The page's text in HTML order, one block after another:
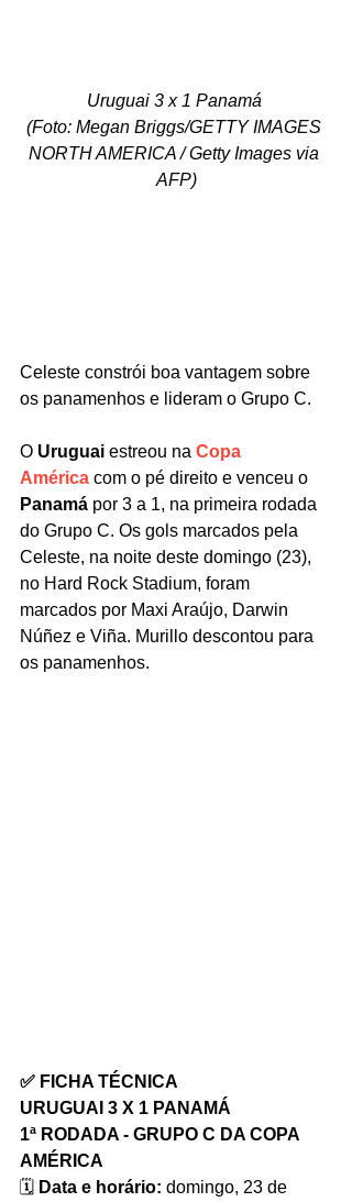
Uruguai 3 x 1 Panamá
(Foto: Megan Briggs/GETTY IMAGES
NORTH AMERICA / Getty Images via
AFP)
Celeste constrói boa vantagem sobre
os panamenhos e lideram o Grupo C.
O Uruguai estreou na Copa
América com o pé direito e venceu o
Panamá por 3 a 1, na primeira rodada
do Grupo C. Os gols marcados pela
Celeste, na noite deste domingo (23),
no Hard Rock Stadium, foram
marcados por Maxi Araújo, Darwin
Núñez e Viña. Murillo descontou para
os panamenhos.
✅ FICHA TÉCNICA
URUGUAI 3 X 1 PANAMÁ
1ª RODADA - GRUPO C DA COPA
AMÉRICA
🗓️ Data e horário: domingo, 23 de